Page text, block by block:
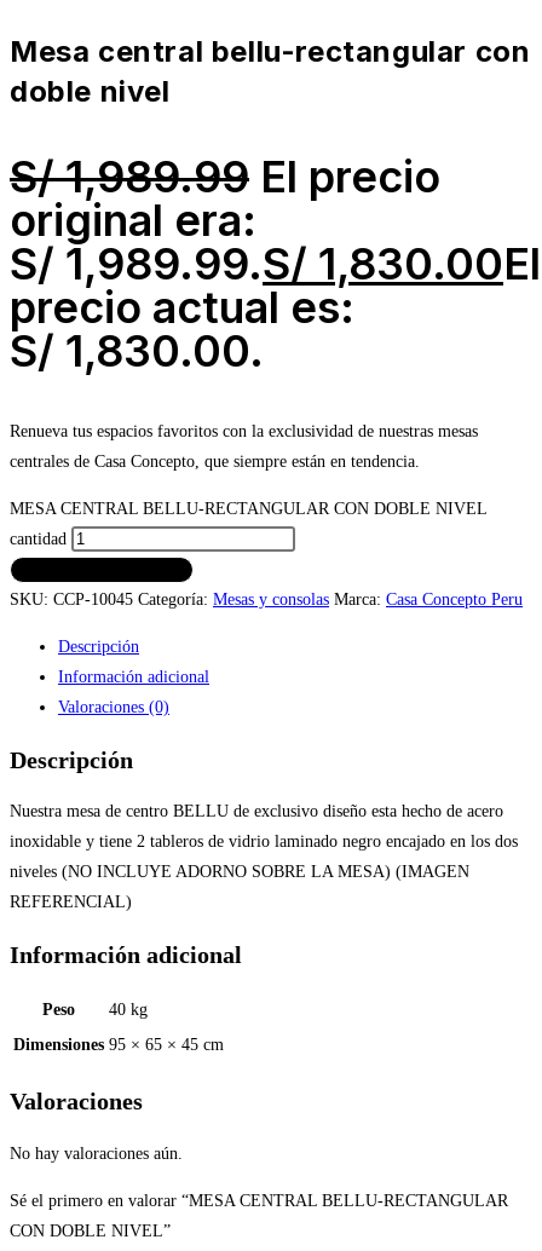
mesa central bellu-rectangular con
doble nivel
S/1,989.99 El precio
original era:
S/ 1,989.99.S/ 1,830.00El
precio actual es:
S/ 1,830.00.
Renueva tus espacios favoritos con la exclusividad de nuestras mesas
centrales de Casa Concepto, que siempre están en tendencia.
MESA CENTRAL BELLU-RECTANGULAR CON DOBLE NIVEL
cantidad
SKU: CCP-10045 Categoría: Mesas y consolas Marca: Casa Concepto Peru
Descripción
Información adicional
Valoraciones (0)
Descripción
Nuestra mesa de centro BELLU de exclusivo diseño esta hecho de acero
inoxidable y tiene 2 tableros de vidrio laminado negro encajado en los dos
niveles (NO INCLUYE ADORNO SOBRE LA MESA) (IMAGEN
REFERENCIAL)
Información adicional
Peso
40 kg
Dimensiones 95 × 65 × 45 cm
Valoraciones
No hay valoraciones aún.
Sé el primero en valorar “MESA CENTRAL BELLU-RECTANGULAR
CON DOBLE NIVEL”